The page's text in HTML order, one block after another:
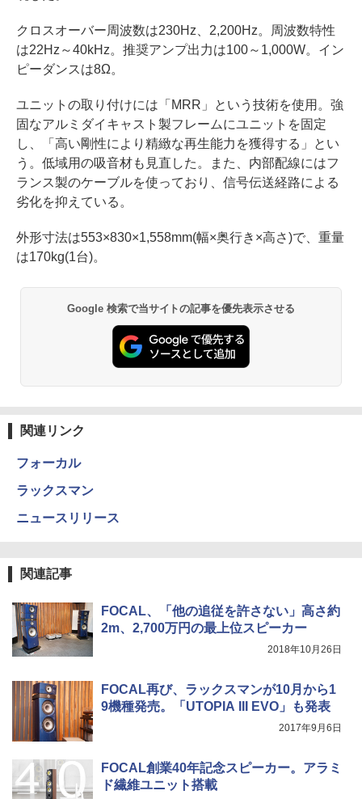
クロスオーバー周波数は230Hz、2,200Hz。周波数特性
は22Hz～40kHz。推奨アンプ出力は100～1,000W。イン
ピーダンスは8Ω。
ユニットの取り付けには「MRR」という技術を使用。強
固なアルミダイキャスト製フレームにユニットを固定
し、「高い剛性により精緻な再生能力を獲得する」とい
う。低域用の吸音材も見直した。また、内部配線にはフ
ランス製のケーブルを使っており、信号伝送経路による
劣化を抑えている。
外形寸法は553×830×1,558mm(幅×奥行き×高さ)で、重量
は170kg(1台)。
Google 検索で当サイトの記事を優先表示させる
関連リンク
フォーカル
ラックスマン
ニュースリリース
関連記事
FOCAL、「他の追従を許さない」高さ約
2m、2,700万円の最上位スピーカー
2018年10月26日
FOCAL再び、ラックスマンが10月から1
9機種発売。「UTOPIA III EVO」も発表
2017年9月6日
FOCAL創業40年記念スピーカー。アラミ
ド繊維ユニット搭載